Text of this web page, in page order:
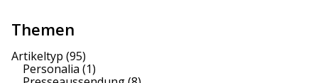
Themen
Artikeltyp (95)
Personalia (1)